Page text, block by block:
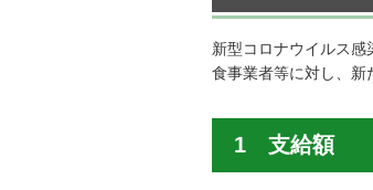
新型コロナウイルス
食事業者等に対し、新
1 支給額